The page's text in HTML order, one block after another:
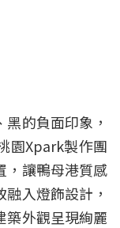
的負面印象，
園Xpark製作團
，讓鴨母港質感
入燈飾設計，
築外觀呈現絢麗